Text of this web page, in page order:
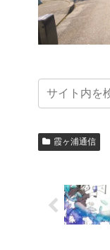
霞ヶ浦通信